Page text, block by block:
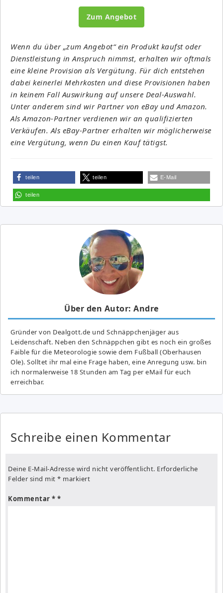
Zum Angebot
Wenn du über „zum Angebot“ ein Produkt kaufst oder
Dienstleistung in Anspruch nimmst, erhalten wir oftmals
eine kleine Provision als Vergütung. Für dich entstehen
dabei keinerlei Mehrkosten und diese Provisionen haben
in keinem Fall Auswirkung auf unsere Deal-Auswahl.
Unter anderem sind wir Partner von eBay und Amazon.
Als Amazon-Partner verdienen wir an qualifizierten
Verkäufen. Als eBay-Partner erhalten wir möglicherweise
eine Vergütung, wenn Du einen Kauf tätigst.
teilen teilen E-Mail
teilen
Über den Autor: Andre
Gründer von Dealgott.de und Schnäppchenjäger aus
Leidenschaft. Neben den Schnäppchen gibt es noch ein großes
Fai­ble für die Meteorologie sowie dem Fußball (Oberhausen
Ole). Solltet ihr mal eine Frage haben, eine Anregung usw. bin
ich normalerweise 18 Stunden am Tag per eMail für euch
erreichbar.
Schreibe einen Kommentar
Deine E-Mail-Adresse wird nicht veröffentlicht. Erforderliche
Felder sind mit * markiert
Kommentar *